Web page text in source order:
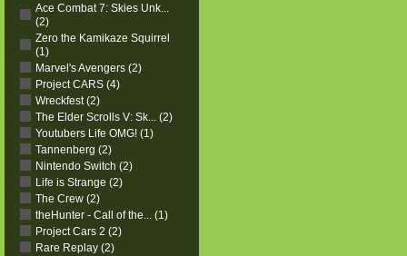
Ace Combat 7: Skies Unk...
(2)
Zero the Kamikaze Squirrel
(1)
Marvel's Avengers (2)
Project CARS (4)
Wreckfest (2)
The Elder Scrolls V: Sk... (2)
Youtubers Life OMG! (1)
Tannenberg (2)
Nintendo Switch (2)
Life is Strange (2)
The Crew (2)
theHunter - Call of the... (1)
Project Cars 2 (2)
Rare Replay (2)